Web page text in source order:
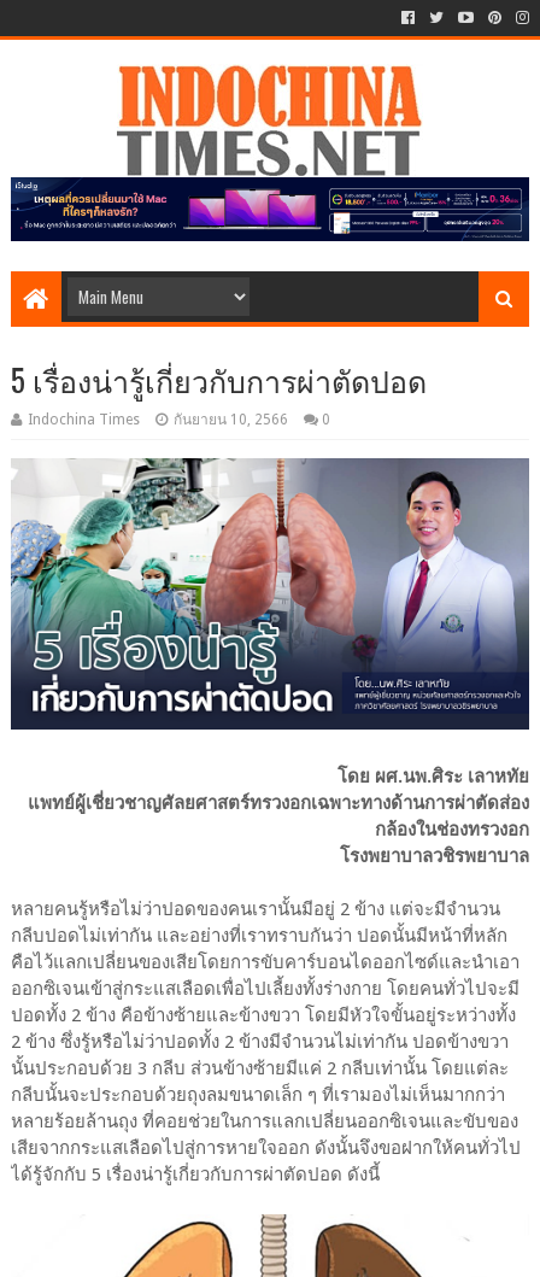
5 เรื่องน่ารู้เกี่ยวกับการผ่าตัดปอด
Indochina Times กันยายน 10, 2566 0
โดย ผศ.นพ.ศิระ เลาหทัย
แพทย์ผู้เชี่ยวชาญศัลยศาสตร์ทรวงอกเฉพาะทางด้านการผ่าตัดส่อง
กล้องในช่องทรวงอก
โรงพยาบาลวชิรพยาบาล
หลายคนรู้หรือไม่ว่าปอดของคนเรานั้นมีอยู่ 2 ข้าง แต่จะมีจำนวน
กลีบปอดไม่เท่ากัน และอย่างที่เราทราบกันว่า ปอดนั้นมีหน้าที่หลัก
คือไว้แลกเปลี่ยนของเสียโดยการขับคาร์บอนไดออกไซด์และนำเอา
ออกซิเจนเข้าสู่กระแสเลือดเพื่อไปเลี้ยงทั้งร่างกาย โดยคนทั่วไปจะมี
ปอดทั้ง 2 ข้าง คือข้างซ้ายและข้างขวา โดยมีหัวใจขั้นอยู่ระหว่างทั้ง
2 ข้าง ซึ่งรู้หรือไม่ว่าปอดทั้ง 2 ข้างมีจำนวนไม่เท่ากัน ปอดข้างขวา
นั้นประกอบด้วย 3 กลีบ ส่วนข้างซ้ายมีแค่ 2 กลีบเท่านั้น โดยแต่ละ
กลีบนั้นจะประกอบด้วยถุงลมขนาดเล็ก ๆ ที่เรามองไม่เห็นมากกว่า
หลายร้อยล้านถุง ที่คอยช่วยในการแลกเปลี่ยนออกซิเจนและขับของ
เสียจากกระแสเลือดไปสู่การหายใจออก ดังนั้นจึงขอฝากให้คนทั่วไป
ได้รู้จักกับ 5 เรื่องน่ารู้เกี่ยวกับการผ่าตัดปอด ดังนี้